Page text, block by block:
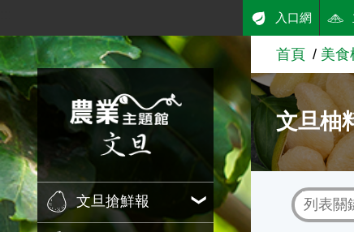
跳到主要內容
農業知識入口網
文旦搶鮮報
入口網
首頁 美食
文旦柚